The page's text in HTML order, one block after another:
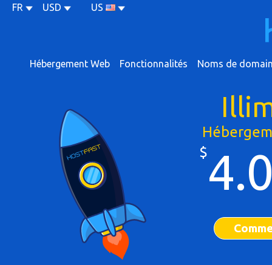
FR USD US
Hébergement Web Fonctionnalités Noms de
$